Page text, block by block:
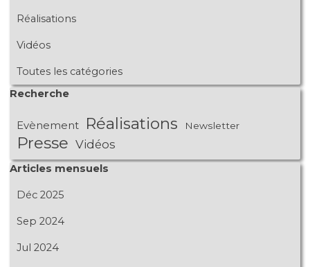
Réalisations
Vidéos
Toutes les catégories
Sauter le bloc Recherche
Recherche
Evènement Réalisations Newsletter
Presse Vidéos
Sauter le bloc Articles mensuels
Articles mensuels
Déc 2025
Sep 2024
Jul 2024